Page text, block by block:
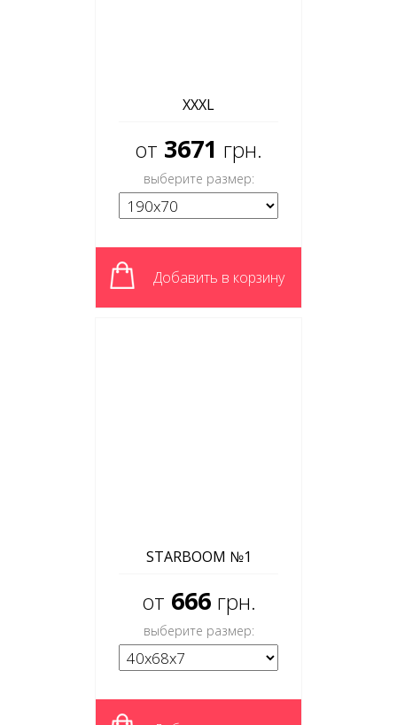
XXXL
от 3671 грн.
выберите размер:
Добавить в корзину
STARBOOM №1
от 666 грн.
выберите размер: